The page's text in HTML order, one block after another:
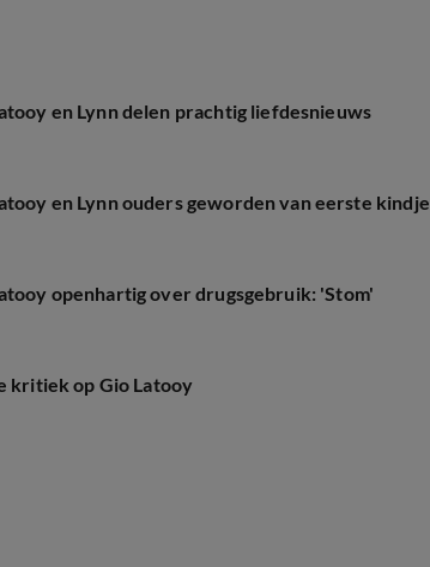
en Lynn delen prachtig liefdesnieuws
en Lynn ouders geworden van eerste kindje
openhartig over drugsgebruik: 'Stom'
kritiek op Gio Latooy